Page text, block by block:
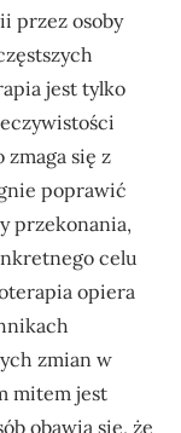
przez osoby
jest tylko
się z
poprawić
przekonania,
celu
opiera
zmian w
mitem jest
obawia się, że